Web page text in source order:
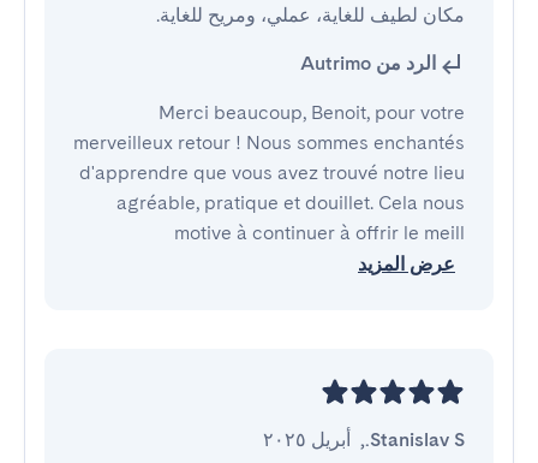
مكان لطيف للغاية، عملي، ومريح للغاية.
الرد من Autrimo
Merci beaucoup, Benoit, pour votre
merveilleux retour ! Nous sommes enchantés
d'apprendre que vous avez trouvé notre lieu
agréable, pratique et douillet. Cela nous
motive à continuer à offrir le meill
عرض المزيد
Stanislav S.
, أبريل ٢٠٢٥